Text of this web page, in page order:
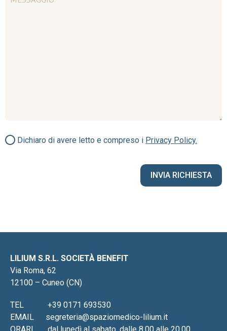
Dichiaro di avere letto e compreso i Privacy Policy.
LILIUM S.R.L. SOCIETÀ BENEFIT
Via Roma, 62
12100 – Cuneo (CN)
TEL
+39 0171 693530
EMAIL
segreteria@spaziomedico-lilium.it